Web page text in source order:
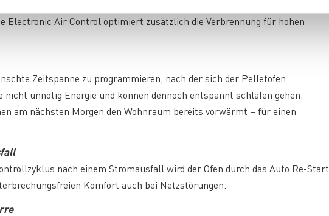
erreicht ist. Der Pelletverbrauch wird somit auf ein Minimum
Electronic Air Control optimiert zusätzlich die Verbrennung für hohen
Zeitspanne zu programmieren, nach der sich der Pelletofen
unnötig Energie und können dennoch entspannt schlafen gehen.
am nächsten Morgen den Wohnraum bereits vorwärmt – für einen
nach einem Stromausfall wird der Ofen durch das Auto Re-Start
Komfort auch bei Netzstörungen.